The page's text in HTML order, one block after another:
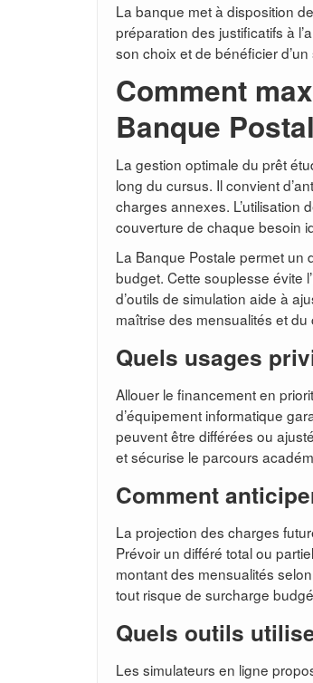
La banque met à disposition
préparation des justificatifs à
son choix et de bénéficier
Comment
Banque
La gestion optimale du prêt
long du cursus. Il convient
charges annexes. L’utilisation
couverture de chaque besoin
La Banque Postale permet un
budget. Cette souplesse évite
d’outils de simulation aide à
maîtrise des mensualités et
Quels usages
Allouer le financement en
d’équipement informatique
peuvent être différées ou
et sécurise le parcours
Comment
La projection des charges
Prévoir un différé total ou
montant des mensualités
tout risque de surcharge
Quels outils
Les simulateurs en ligne